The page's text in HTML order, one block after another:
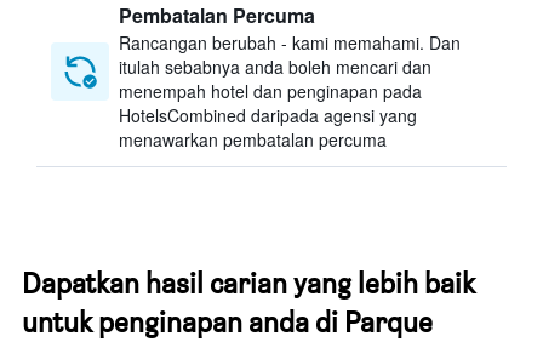
Pembatalan Percuma
Rancangan berubah - kami memahami. Dan
itulah sebabnya anda boleh mencari dan
menempah hotel dan penginapan pada
HotelsCombined daripada agensi yang
menawarkan pembatalan percuma
Dapatkan hasil carian yang lebih baik
untuk penginapan anda di Parque